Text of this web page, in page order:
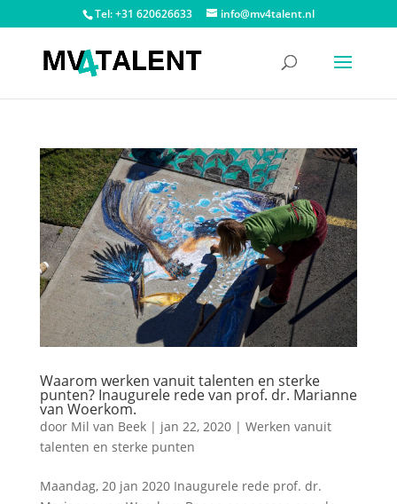
Tel: +31 620626633 info@mv4talent.nl
Waarom werken vanuit talenten en sterke
punten? Inaugurele rede van prof. dr. Marianne
van Woerkom.
door Mil van Beek| jan 22, 2020| Werken vanuit
talenten en sterke punten
Maandag, 20 jan 2020 Inaugurele rede prof. dr.